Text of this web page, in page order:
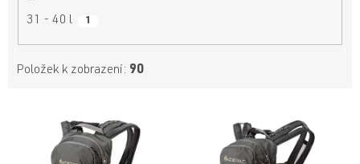
31 - 40 l 1
Položek k zobrazení: 90